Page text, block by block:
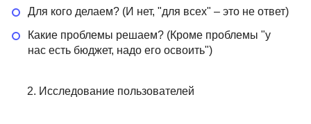
Для кого делаем? (И нет, "для всех" – это не ответ)
Какие проблемы решаем? (Кроме проблемы "у
нас есть бюджет, надо его освоить")
Исследование пользователей